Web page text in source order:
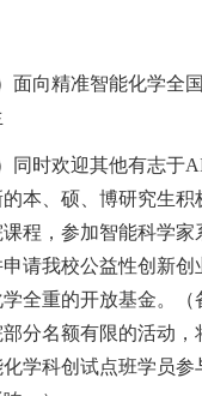
面向精准智能化学全
同时欢迎其他有志于
本、硕、博研究生积
课程，参加智能科学家
请我校公益性创新创
全重的开放基金。（
部分名额有限的活动，
学科创试点班学员参